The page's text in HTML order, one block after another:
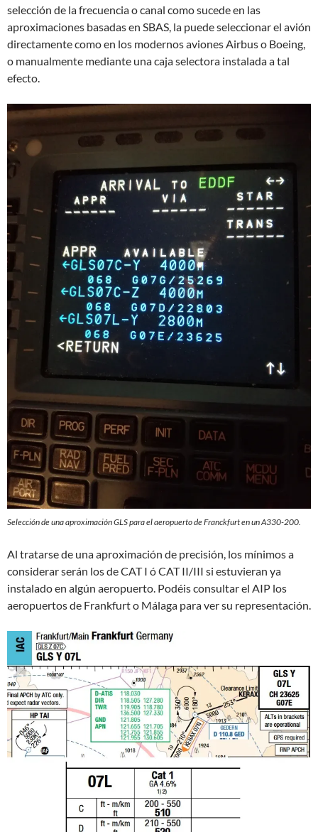
selección de la frecuencia o canal como sucede en las
aproximaciones basadas en SBAS, la puede seleccionar el avión
directamente como en los modernos aviones Airbus o Boeing,
o manualmente mediante una caja selectora instalada a tal
efecto.
Selección de una aproximación GLS para el aeropuerto de Franckfurt en un A330-200.
Al tratarse de una aproximación de precisión, los mínimos a
considerar serán los de CAT I ó CAT II/III si estuvieran ya
instalado en algún aeropuerto. Podéis consultar el AIP los
aeropuertos de Frankfurt o Málaga para ver su representación.